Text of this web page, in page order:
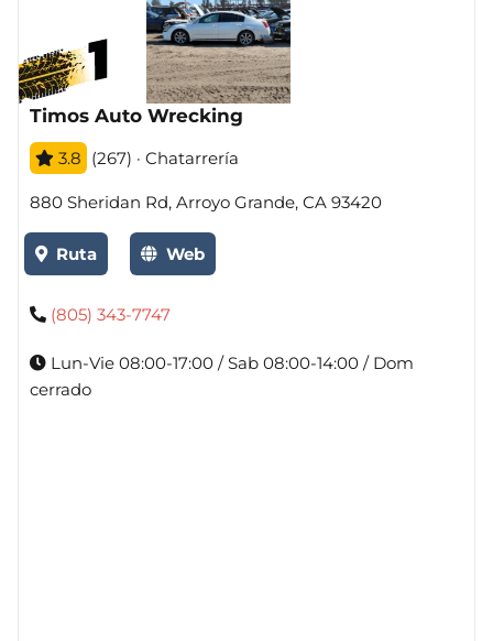
Timos Auto Wrecking
3.8 (267) · Chatarrería
880 Sheridan Rd, Arroyo Grande, CA 93420
Ruta Web
(805) 343-7747
Lun-Vie 08:00-17:00 / Sab 08:00-14:00 / Dom
cerrado